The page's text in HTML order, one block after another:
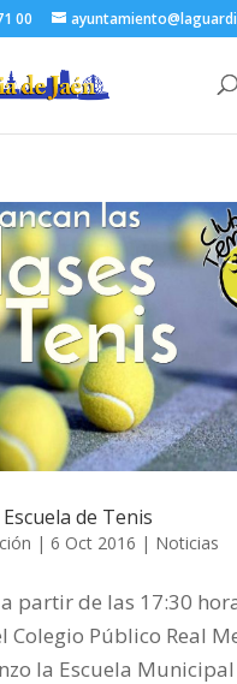
00
de Tenis
| 6 Oct 2016 | Noticias
partir de las 17:30
Colegio Público Real
la Escuela